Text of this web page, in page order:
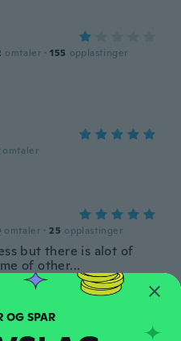
omtaler · 155 opplastinger
omtaler
omtaler · 25 opplastinger
but there is alot of
of other...